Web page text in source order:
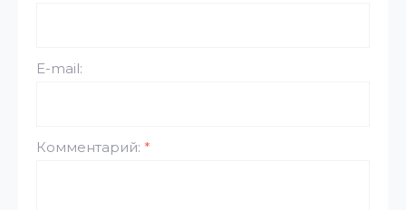
E-mail:
Комментарий: *